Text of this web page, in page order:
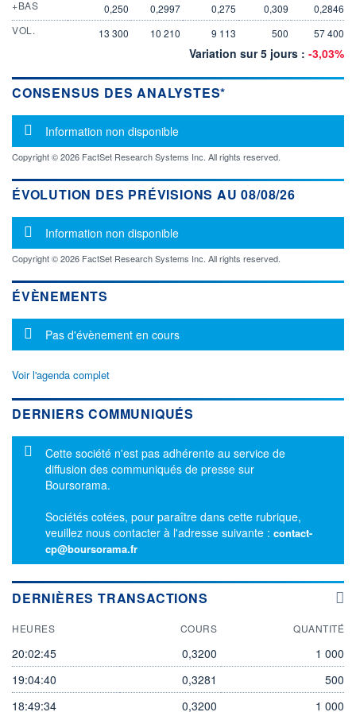
+BAS
0,250 0,2997 0,275 0,309
0,2846
VOL.
13 300 10 210 9 113 500 57 400
Variation sur 5 jours : -3,03%
CONSENSUS DES ANALYSTES*
Message d'information
Information non disponible
Copyright © 2026 FactSet Research Systems Inc. All rights reserved.
ÉVOLUTION DES PRÉVISIONS AU 08/08/26
Message d'information
Information non disponible
Copyright © 2026 FactSet Research Systems Inc. All rights reserved.
ÉVÈNEMENTS
Message d'information
Pas d'évènement en cours
Voir l'agenda complet
DERNIERS COMMUNIQUÉS
Message d'information
Cette société n'est pas adhérente au service de
diffusion des communiqués de presse sur
Boursorama.
Sociétés cotées, pour paraître dans cette rubrique,
veuillez nous contacter à l'adresse suivante : contact-
cp@boursorama.fr
DERNIÈRES TRANSACTIONS
HEURES COURS QUANTITÉ
20:02:45 0,3200
1 000
19:04:40
0,3281
500
18:49:34
0,3200 1 000